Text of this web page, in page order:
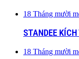
18 Tháng mười
STANDEE
18 Tháng mười